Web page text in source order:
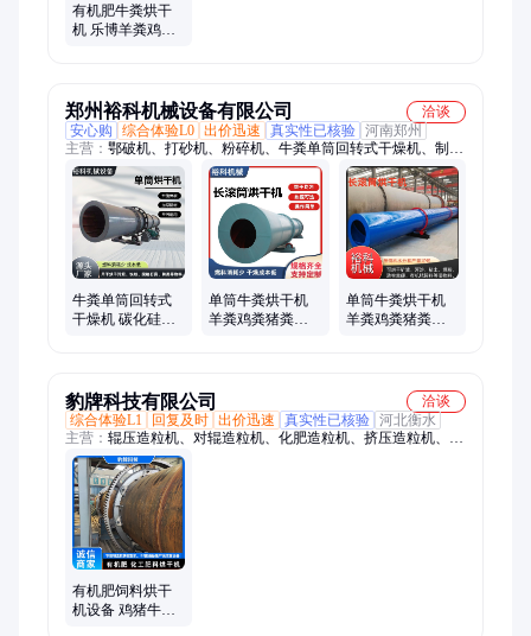
有机肥牛粪烘干
机 乐博羊粪鸡粪
郑州裕科机械设备有限公司
洽谈
安心购
综合体验L0 出价迅速 真实性已核验 河南郑州
主营： 鄂破机、打砂机、粉碎机、牛粪单筒回转式干燥机、制砂
机、碎石机、颚破机、破碎机、立轴制砂机、球磨机、立轴数控
制砂机、箱式破碎机、转筒烘干机、砂子烘干机、河沙烘干机、
反击式破碎机、石灰石破碎机、磨粉机
牛粪单筒回转式
干燥机 碳化硅污
单筒牛粪烘干机
羊粪鸡粪猪粪便
单筒牛粪烘干机
羊粪鸡粪猪粪便
豹牌科技有限公司
洽谈
综合体验L1
回复及时 出价迅速 真实性已核验 河北衡水
主营： 辊压造粒机、对辊造粒机、化肥造粒机、挤压造粒机、辊
压造粒生产线、对辊造粒制粒机、复合肥干粉辊压造粒机
有机肥饲料烘干
机设备 鸡猪牛羊